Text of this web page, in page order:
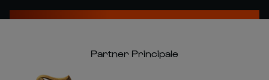
Partner Principale